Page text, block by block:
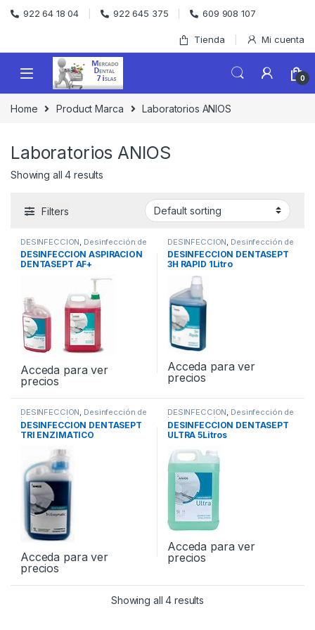
Skip to navigation
Skip to content
922 64 18 04 922 645 375 609 908 107
Tienda Mi cuenta
0
Home Product Marca Laboratorios ANIOS
Laboratorios ANIOS
Showing all 4 results
Filters
DESINFECCION Desinfección de
Aspiración
DESINFECCION ASPIRACION
DENTASEPT AF+
Acceda para ver
precios
DESINFECCION Desinfección de
Instrumental
DESINFECCION DENTASEPT
3H RAPID 1Litro
Acceda para ver
precios
DESINFECCION, Desinfección de
Instrumental
DESINFECCION DENTASEPT
TRI ENZIMATICO
Acceda para ver
precios
DESINFECCION, Desinfección de
Instrumental
DESINFECCION DENTASEPT
ULTRA 5Litros
Acceda para ver
precios
Showing all 4 results